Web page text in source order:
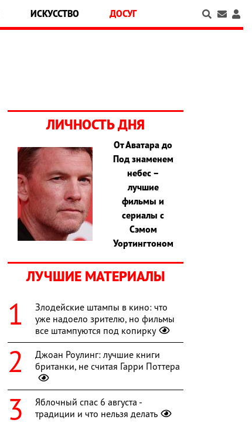
ИСКУССТВО ДОСУГ
ЛИЧНОСТЬ ДНЯ
От Аватара до
Под знаменем
небес –
лучшие
фильмы и
сериалы с
Сэмом
Уортингтоном
ЛУЧШИЕ МАТЕРИАЛЫ
Злодейские штампы в кино: что
уже надоело зрителю, но фильмы
все штампуются под копирку
Джоан Роулинг: лучшие книги
британки, не считая Гарри Поттера
Яблочный спас 6 августа -
традиции и что нельзя делать